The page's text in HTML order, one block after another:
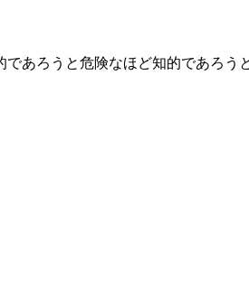
あろうと危険なほど知的であろ